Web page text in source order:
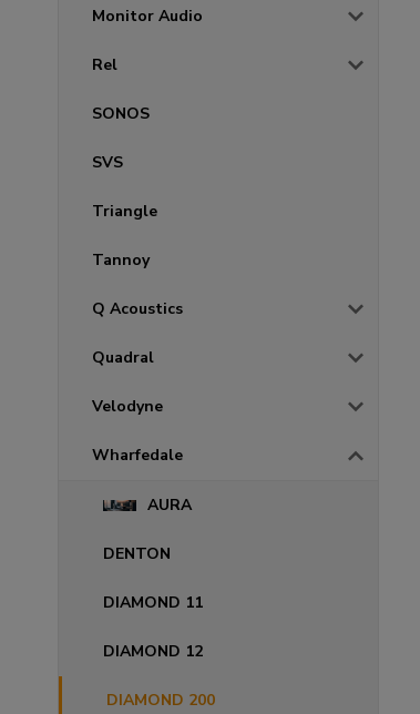
Monitor Audio
Rel
SONOS
SVS
Triangle
Tannoy
Q Acoustics
Quadral
Velodyne
Wharfedale
AURA
DENTON
DIAMOND 11
DIAMOND 12
DIAMOND 200